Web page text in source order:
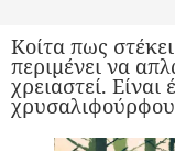
Κοίτα πως
περιμένει να
χρειαστεί.